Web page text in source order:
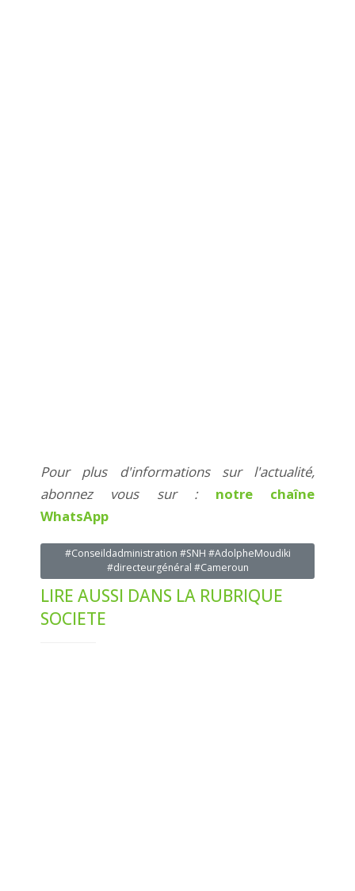
Pour plus d'informations sur l'actualité,
abonnez vous sur : notre chaîne
WhatsApp
#Conseildadministration #SNH #AdolpheMoudiki
#directeurgénéral #Cameroun
LIRE AUSSI DANS LA RUBRIQUE
SOCIETE